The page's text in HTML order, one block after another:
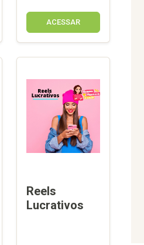
ACESSAR
Reels
Lucrativos